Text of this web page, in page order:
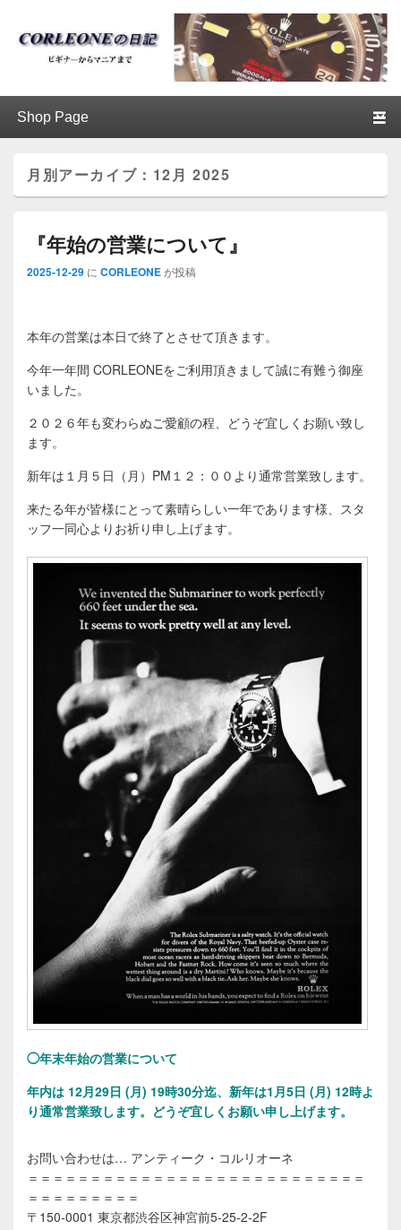
ブログ / アンティークロレックス
│CORLEONE
月別アーカイブ： 12月 2025
『年始の営業について』
2025-12-29 に CORLEONEが投稿
本年の営業は本日で終了とさせて頂きます。
今年一年間 CORLEONEをご利用頂きまして誠に有難う御座
いました。
２０２６年も変わらぬご愛顧の程、どうぞ宜しくお願い致し
ます。
新年は１月５日（月 ）PM１２：００より通常営業致します。
来たる年が皆様にとって素晴らしい一年であります様、スタ
ッフ一同心よりお祈り申し上げます。
◯年末年始の営業について
年内は 12月29日 (月) 19時30分迄、新年は1月5日 (月) 12時よ
り通常営業致します。 どうぞ宜しくお願い申し上げます。
お問い合わせは… アンティーク・コルリオーネ
＝＝＝＝＝＝＝＝＝＝＝＝＝＝＝＝＝＝＝＝＝＝＝＝＝＝＝
＝＝＝＝＝＝＝＝＝
〒150-0001 東京都渋谷区神宮前5-25-2-2F